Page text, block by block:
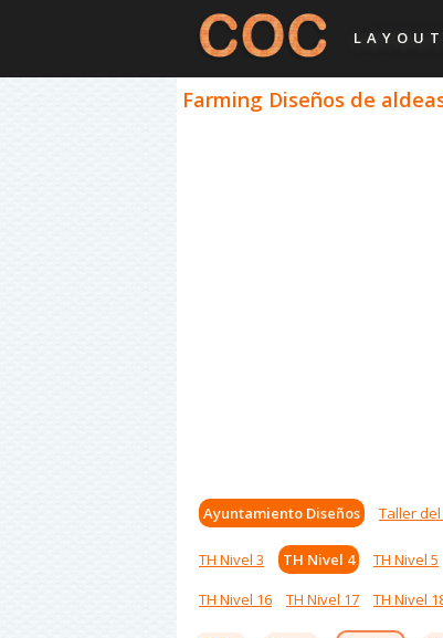
Farming Diseños de
Ayuntamiento Diseños Taller
TH Nivel 3 TH Nivel 4 TH Nivel 5
TH Nivel 16
TH Nivel 17 TH Nivel